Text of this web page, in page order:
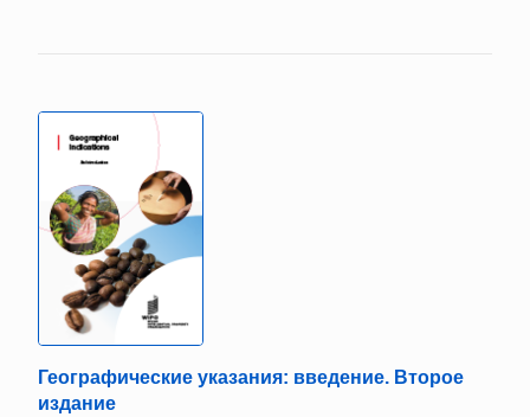
Географические указания: введение. Второе
издание